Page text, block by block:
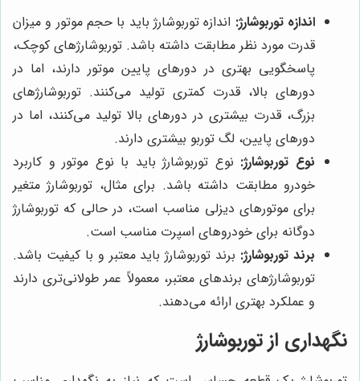
اندازه توربوشارژ: اندازه توربوشارژ باید با حجم موتور و میزان
قدرت مورد نظر مطابقت داشته باشد. توربوشارژهای کوچک،
پاسخگویی بهتری در دورهای پایین موتور دارند، اما در
دورهای بالا، قدرت کمتری تولید می‌کنند. توربوشارژهای
بزرگ، قدرت بیشتری در دورهای بالا تولید می‌کنند، اما در
دورهای پایین، لگ توربو بیشتری دارند.
نوع توربوشارژ: نوع توربوشارژ باید با نوع موتور و کاربرد
خودرو مطابقت داشته باشد. برای مثال، توربوشارژ متغیر
برای موتورهای دیزلی مناسب است، در حالی که توربوشارژ
دوگانه برای خودروهای اسپرت مناسب است.
برند توربوشارژ: برند توربوشارژ باید معتبر و با کیفیت باشد.
توربوشارژهای برندهای معتبر، معمولاً عمر طولانی‌تری دارند
و عملکرد بهتری ارائه می‌دهند.
نگهداری از توربوشارژ